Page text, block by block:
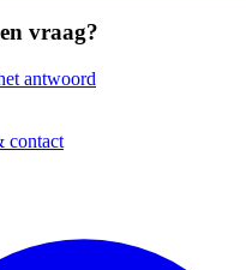
vraag?
antwoord
contact